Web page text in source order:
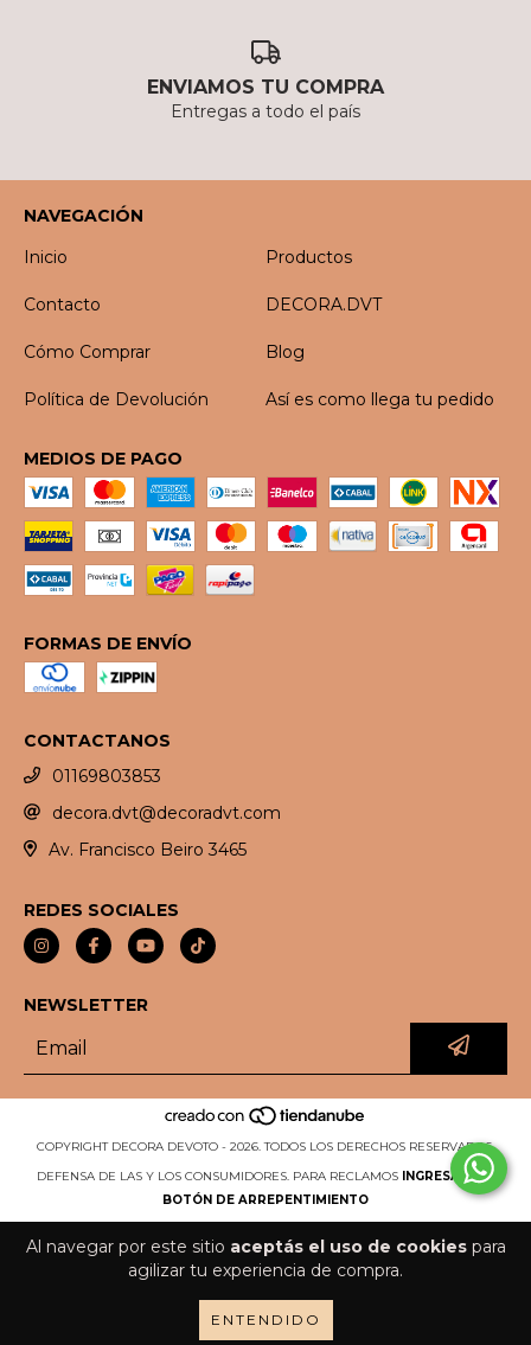
Al navegar por este sitio aceptás el uso de cookiespara
agilizar tu experiencia de compra.
ENTENDIDO
ENVIAMOS TU COMPRA
Entregas a todo el país
NAVEGACIÓN
Inicio
Productos
Contacto DECORA.DVT
Cómo Comprar Blog
Política de Devolución Así es como llega tu pedido
MEDIOS DE PAGO
FORMAS DE ENVÍO
CONTACTANOS
01169803853
decora.dvt@decoradvt.com
Av. Francisco Beiro 3465
REDES SOCIALES
NEWSLETTER
COPYRIGHT DECORA DEVOTO - 2026. TODOS LOS DERECHOS RESERVADOS.
DEFENSA DE LAS Y LOS CONSUMIDORES. PARA RECLAMOS
INGRESÁ ACÁ.
BOTÓN DE ARREPENTIMIENTO